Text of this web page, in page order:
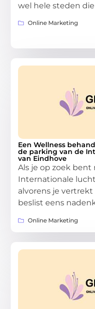
wel hele steden
Online Marketing
Een Wellness
de parking van de
van Eindhove
Als je op zoek bent
Internationale
alvorens je
beslist eens
Online Marketing